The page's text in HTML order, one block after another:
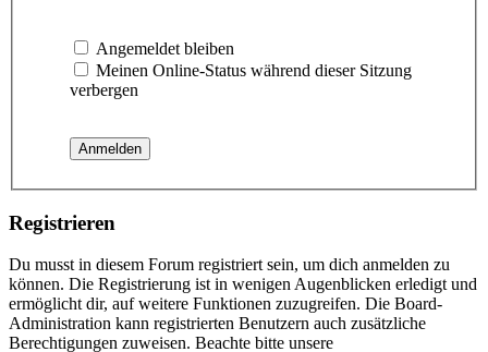
Angemeldet bleiben
Meinen Online-Status während dieser Sitzung
verbergen
Registrieren
Du musst in diesem Forum registriert sein, um dich anmelden zu
können. Die Registrierung ist in wenigen Augenblicken erledigt und
ermöglicht dir, auf weitere Funktionen zuzugreifen. Die Board-
Administration kann registrierten Benutzern auch zusätzliche
Berechtigungen zuweisen. Beachte bitte unsere